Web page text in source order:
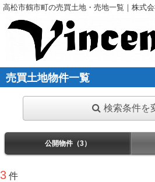
高松市鶴市町の売買土地・売地一覧｜株式
売買土地物件一覧
検索条件を
公開物件（3）
3 件